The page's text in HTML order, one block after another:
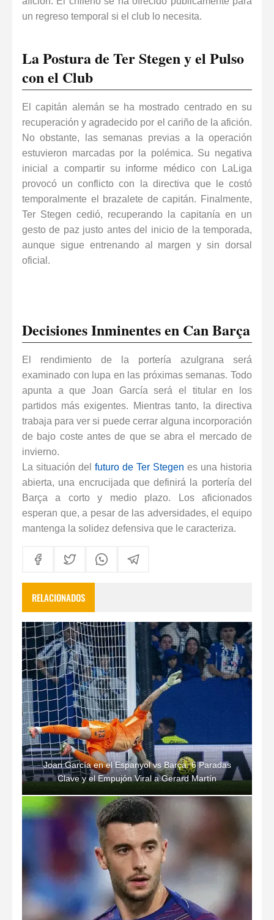
un regreso temporal si el club lo necesita.
La Postura de Ter Stegen y el Pulso
con el Club
El capitán alemán se ha mostrado centrado en su
recuperación y agradecido por el cariño de la afición.
No obstante, las semanas previas a la operación
estuvieron marcadas por la polémica. Su negativa
inicial a compartir su informe médico con LaLiga
provocó un conflicto con la directiva que le costó
temporalmente el brazalete de capitán. Finalmente,
Ter Stegen cedió, recuperando la capitanía en un
gesto de paz justo antes del inicio de la temporada,
aunque sigue entrenando al margen y sin dorsal
oficial.
Decisiones Inminentes en Can Barça
El rendimiento de la portería azulgrana será
examinado con lupa en las próximas semanas. Todo
apunta a que Joan García será el titular en los
partidos más exigentes. Mientras tanto, la directiva
trabaja para ver si puede cerrar alguna incorporación
de bajo coste antes de que se abra el mercado de
invierno.
La situación del futuro de Ter Stegen es una historia
abierta, una encrucijada que definirá la portería del
Barça a corto y medio plazo. Los aficionados
esperan que, a pesar de las adversidades, el equipo
mantenga la solidez defensiva que le caracteriza.
RELACIONADOS
Joan García en el Espanyol vs Barça: 6 Paradas
Clave y el Empujón Viral a Gerard Martín